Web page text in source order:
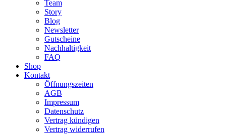
Team
Story
Blog
Newsletter
Gutscheine
Nachhaltigkeit
FAQ
Shop
Kontakt
Öffnungszeiten
AGB
Impressum
Datenschutz
Vertrag kündigen
Vertrag widerrufen